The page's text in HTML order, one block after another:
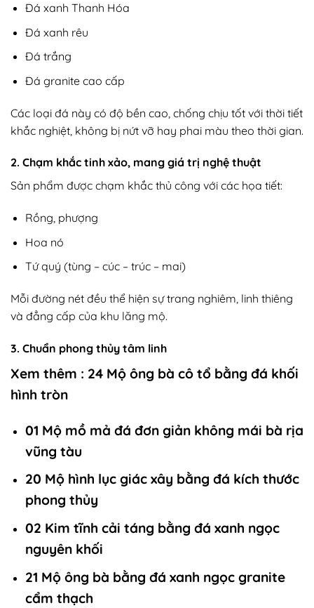
Đá xanh Thanh Hóa
Đá xanh rêu
Đá trắng
Đá granite cao cấp
Các loại đá này có độ bền cao, chống chịu tốt với thời tiết
khắc nghiệt, không bị nứt vỡ hay phai màu theo thời gian.
2. Chạm khắc tinh xảo, mang giá trị nghệ thuật
Sản phẩm được chạm khắc thủ công với các họa tiết:
Rồng, phượng
Hoa nó
Tứ quý (tùng – cúc – trúc – mai)
Mỗi đường nét đều thể hiện sự trang nghiêm, linh thiêng
và đẳng cấp của khu lăng mộ.
3. Chuẩn phong thủy tâm linh
Xem thêm : 24 Mộ ông bà cô tổ bằng đá khối
hình tròn
01 Mộ mồ mả đá đơn giản không mái bà rịa
vũng tàu
20 Mộ hình lục giác xây bằng đá kích thước
phong thủy
02 Kim tĩnh cải táng bằng đá xanh ngọc
nguyên khối
21 Mộ ông bà bằng đá xanh ngọc granite
cẩm thạch